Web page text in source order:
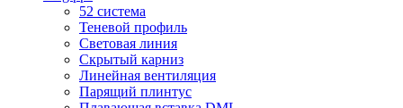
52 система
Теневой профиль
Световая линия
Скрытый карниз
Линейная вентиляция
Парящий плинтус